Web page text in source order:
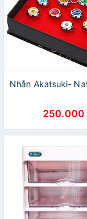
Nhẫn Akatsuki-
250.000